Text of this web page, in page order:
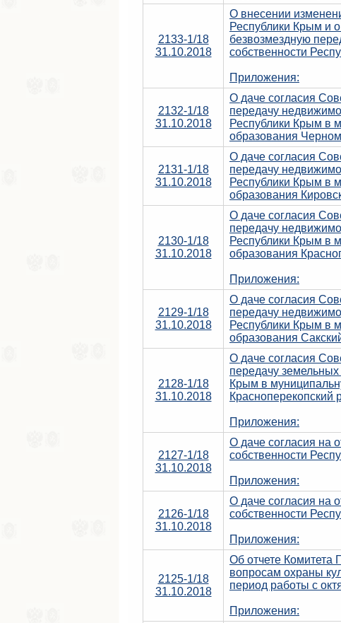
2133-1/18
31.10.2018
О внесении
Республики Крым и
безвозмездную
собственности
Приложения:
2132-1/18
31.10.2018
О даче согласия
передачу
Республики Крым в
образования
2131-1/18
31.10.2018
О даче согласия
передачу
Республики Крым в
образования
2130-1/18
31.10.2018
О даче согласия
передачу
Республики Крым в
образования
Приложения:
2129-1/18
31.10.2018
О даче согласия
передачу
Республики Крым в
образования
2128-1/18
31.10.2018
О даче согласия
передачу земельных
Крым в
Красноперекопский
Приложения:
2127-1/18
31.10.2018
О даче согласия на
собственности
Приложения:
2126-1/18
31.10.2018
О даче согласия на
собственности
Приложения:
2125-1/18
31.10.2018
Об отчете Комитета
вопросам охраны
период работы с
Приложения: